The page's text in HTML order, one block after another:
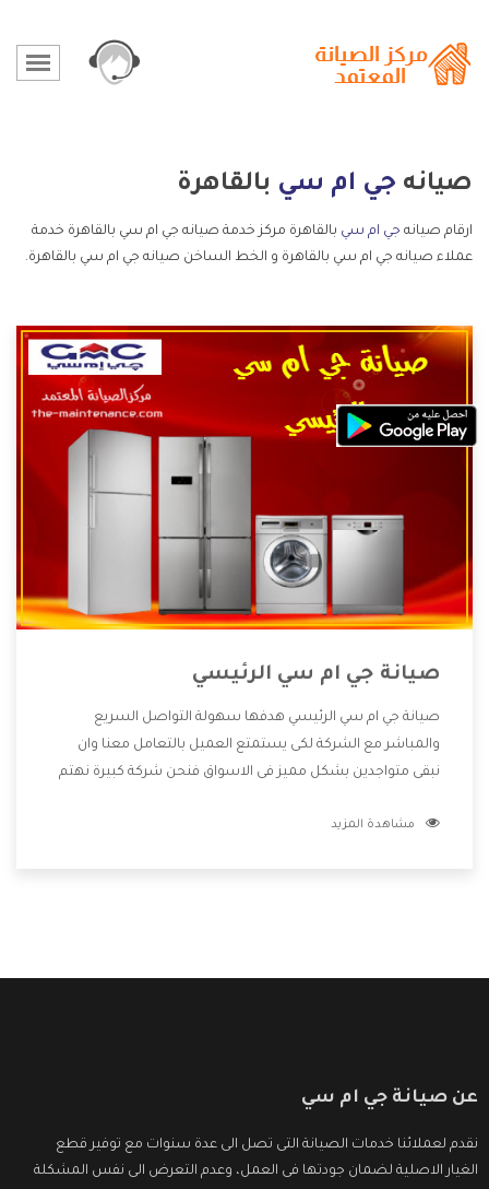
صيانه جي ام سي بالقاهرة
ارقام صيانه جي ام سي بالقاهرة مركز خدمة صيانه جي ام سي بالقاهرة خدمة
عملاء صيانه جي ام سي بالقاهرة و الخط الساخن صيانه جي ام سي بالقاهرة.
صيانة جي ام سي الرئيسي
صيانة جي ام سي الرئيسي هدفها سهولة التواصل السريع
والمباشر مع الشركة لكى يستمتع العميل بالتعامل معنا وان
نبقى متواجدين بشكل مميز فى الاسواق فنحن شركة كبيرة نهتم
الشركة بها والتى تكون منها خدمة الصيانة التى تكون من أهم
مشاهدة المزيد
عن صيانة جي ام سي
نقدم لعملائنا خدمات الصيانة التى تصل الى عدة سنوات مع توفير قطع
الغيار الاصلية لضمان جودتها فى العمل، وعدم التعرض الى نفس المشكلة